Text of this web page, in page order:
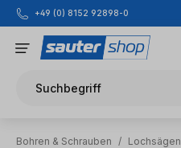
Zum Hauptinhalt springen
+49 (0) 8152 92898-0
Suchbegriff
Bohren & Schrauben / Lochsägen